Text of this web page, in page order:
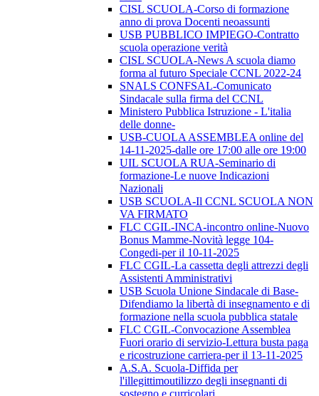
CISL SCUOLA-Corso di formazione
anno di prova Docenti neoassunti
USB PUBBLICO IMPIEGO-Contratto
scuola operazione verità
CISL SCUOLA-News A scuola diamo
forma al futuro Speciale CCNL 2022-24
SNALS CONFSAL-Comunicato
Sindacale sulla firma del CCNL
Ministero Pubblica Istruzione - L'italia
delle donne-
USB-CUOLA ASSEMBLEA online del
14-11-2025-dalle ore 17:00 alle ore 19:00
UIL SCUOLA RUA-Seminario di
formazione-Le nuove Indicazioni
Nazionali
USB SCUOLA-Il CCNL SCUOLA NON
VA FIRMATO
FLC CGIL-INCA-incontro online-Nuovo
Bonus Mamme-Novità legge 104-
Congedi-per il 10-11-2025
FLC CGIL-La cassetta degli attrezzi degli
Assistenti Amministrativi
USB Scuola Unione Sindacale di Base-
Difendiamo la libertà di insegnamento e di
formazione nella scuola pubblica statale
FLC CGIL-Convocazione Assemblea
Fuori orario di servizio-Lettura busta paga
e ricostruzione carriera-per il 13-11-2025
A.S.A. Scuola-Diffida per
l'illegittimoutilizzo degli insegnanti di